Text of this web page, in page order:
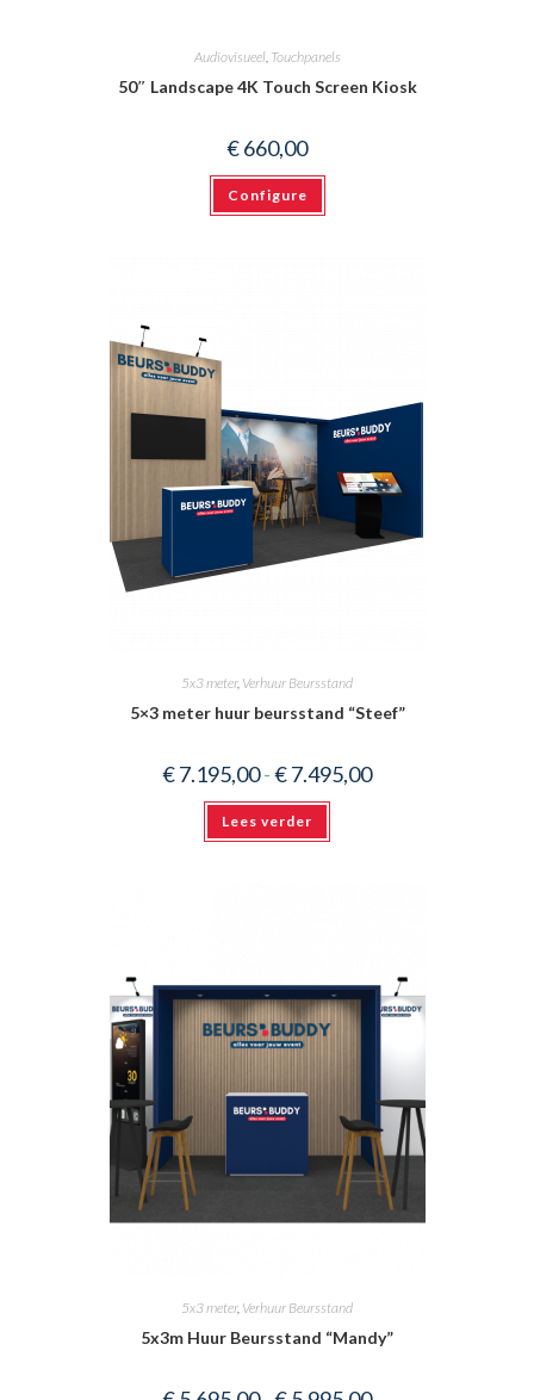
Audiovisueel, Touchpanels
50″ Landscape 4K Touch Screen Kiosk
€660,00
Configure
5x3 meter, Verhuur Beursstand
5×3 meter huur beursstand “Steef”
€7.195,00-€7.495,00Prijsklasse:
€ 7.195,00
Lees verder
5x3 meter, Verhuur Beursstand
5x3m Huur Beursstand “Mandy”
Prijsklasse: